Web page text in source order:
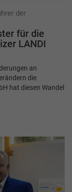
der
für die
LANDI
an
die
hat diesen Wandel